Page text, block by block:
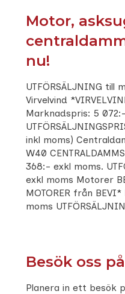
Motor,
nu!
UTFÖRSÄLJNING till
Virvelvind
Marknadspris: 5
inkl moms)
W40
368:- exkl moms.
exkl moms Motorer
MOTORER från
moms
Besök oss
Planera in ett besök